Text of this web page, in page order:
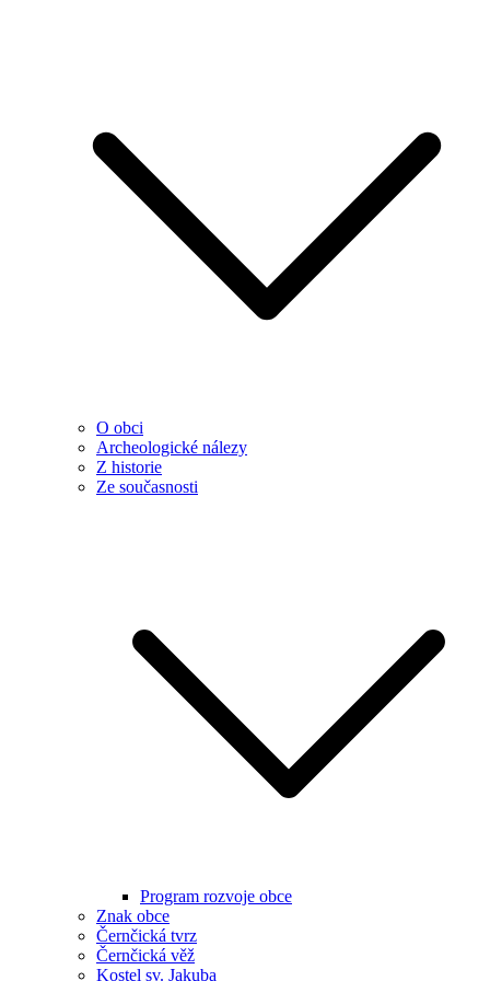
O obci
Archeologické nálezy
Z historie
Ze současnosti
Program rozvoje obce
Znak obce
Černčická tvrz
Černčická věž
Kostel sv. Jakuba